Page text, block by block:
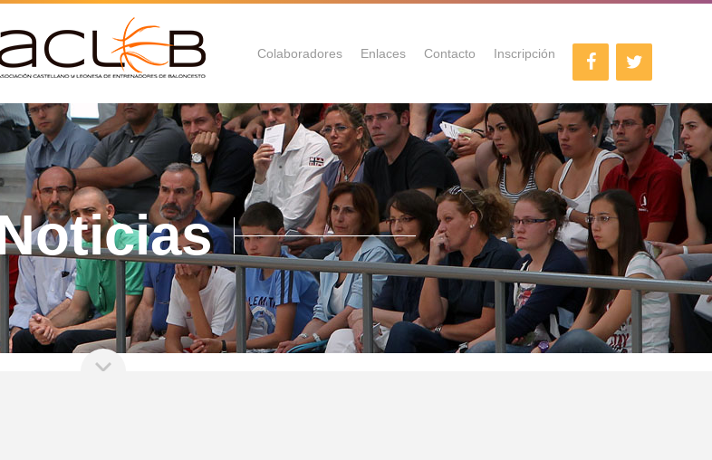
Colaboradores Enlaces Contacto Inscripción